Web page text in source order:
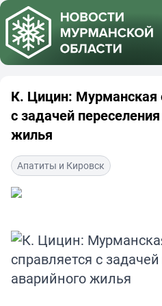
К. Цицин: Мурманская
с задачей
жилья
Апатиты и Кировск